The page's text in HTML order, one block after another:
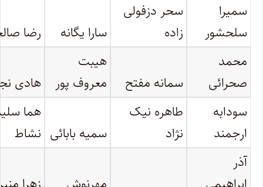
سمیرا
سلحشور
سحر دزفولی
زاده
سارا یگانه
رضا
محمد
صحرائی
سمانه مفتح
هیبت
معروف پور
هادی
سودابه
ارجمند
طاهره نیک
نژاد
سمیه بابائی
هما
نشاط
آذر